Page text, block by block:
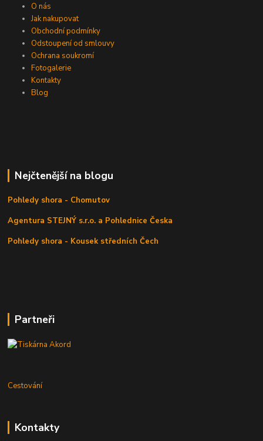
O nás
Jak nakupovat
Obchodní podmínky
Odstoupení od smlouvy
Ochrana soukromí
Fotogalerie
Kontakty
Blog
Nejčtenější na blogu
Pohledy shora - Chomutov
Agentura STEJNÝ s.r.o. a Pohlednice Česka
Pohledy shora - Kousek středních Čech
Partneři
Cestování
Kontakty